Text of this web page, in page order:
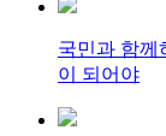
국민과 함
이 되어야